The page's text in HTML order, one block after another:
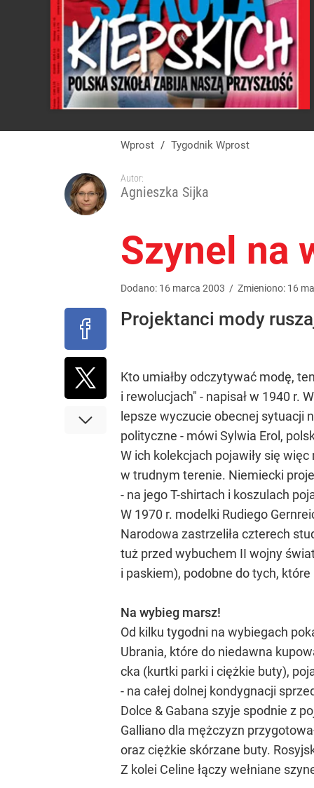
Wprost / Tygodnik Wprost
Autor:
Agnieszka Sijka
Szynel na
Dodano: 16 marca 2003 / Zmieniono: 16
Projektanci mody
Kto umiałby odczytywać modę,
i rewolucjach" - napisał w 1940 r.
lepsze wyczucie obecnej sytuacji
polityczne - mówi Sylwia Erol,
W ich kolekcjach pojawiły się
w trudnym terenie. Niemiecki
- na jego T-shirtach i koszulach
W 1970 r. modelki Rudiego
Narodowa zastrzeliła czterech
tuż przed wybuchem II wojny
i paskiem), podobne do tych,
Na wybieg marsz!
Od kilku tygodni na wybiegach
Ubrania, które do niedawna
cka (kurtki parki i ciężkie buty),
- na całej dolnej kondygnacji
Dolce & Gabana szyje spodnie z
Galliano dla mężczyzn
oraz ciężkie skórzane buty.
Z kolei Celine łączy wełniane